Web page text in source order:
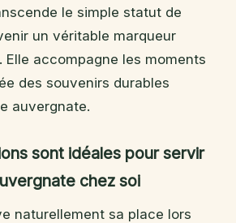
le simple statut de
un véritable marqueur
Elle accompagne les moments
des souvenirs durables
auvergnate.
sont idéales pour servir
chez soi
naturellement sa place lors